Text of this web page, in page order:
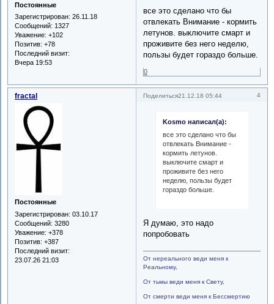
Постоянные
Зарегистрирован: 26.11.18
Сообщений: 1327
Уважение: +102
Позитив: +78
Последний визит:
Вчера 19:53
все это сделано что бы
отвлекать Внимание - кормить
летунов. выключите смарт и
проживите без него неделю,
пользы будет гораздо больше.
0
Поделиться 4
21.12.18 05:44
fractal
Постоянные
Зарегистрирован: 03.10.17
Сообщений: 3280
Уважение: +378
Позитив: +387
Последний визит:
23.07.26 21:03
Kosmo написал(а):
все это сделано что бы
отвлекать Внимание -
кормить летунов.
выключите смарт и
проживите без него
неделю, пользы будет
гораздо больше.
Я думаю, это надо
попробовать
От нереального веди меня к
Реальному,
От тьмы веди меня к Свету,
От смерти веди меня к Бессмертию